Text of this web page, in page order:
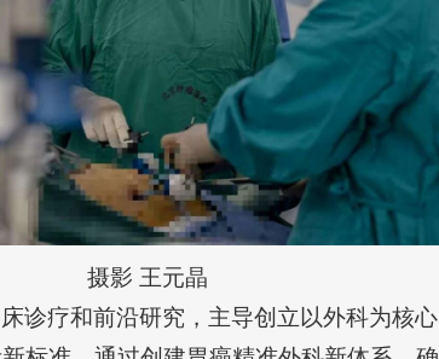
摄影 王元晶
诊疗和前沿研究，主导创立以外科为核